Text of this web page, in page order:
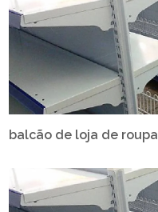
balcão de loja de roupa